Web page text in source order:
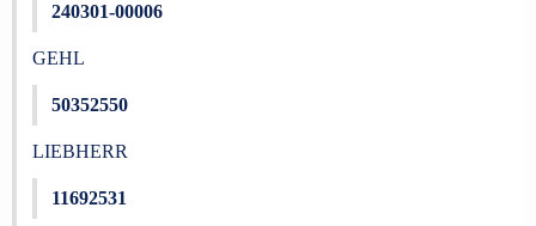
240301-00006
GEHL
50352550
LIEBHERR
11692531